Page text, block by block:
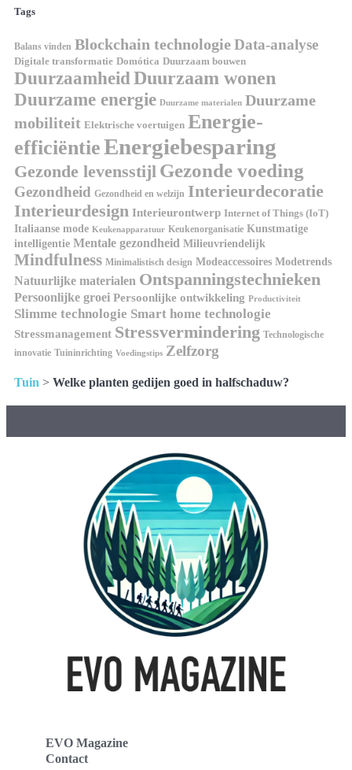
Tags
Balans vinden Blockchain technologieData-analyse
Digitale transformatie Domótica Duurzaam bouwen
DuurzaamheidDuurzaam wonen
Duurzame energie Duurzame materialen Duurzame
mobiliteit Elektrische voertuigen Energie-
efficiëntieEnergiebesparing
Gezonde levensstijl Gezonde voeding
Gezondheid Gezondheid en welzijn Interieurdecoratie
Interieurdesign Interieurontwerp Internet of Things (IoT)
Italiaanse mode Keukenapparatuur Keukenorganisatie Kunstmatige
intelligentie Mentale gezondheid Milieuvriendelijk
Mindfulness Minimalistisch design Modeaccessoires Modetrends
Natuurlijke materialen Ontspanningstechnieken
Persoonlijke groei Persoonlijke ontwikkeling Productiviteit
Slimme technologie Smart home technologie
Stressmanagement Stressvermindering Technologische
innovatie Tuininrichting Voedingstips Zelfzorg
Tuin > Welke planten gedijen goed in halfschaduw?
EVO Magazine
Contact